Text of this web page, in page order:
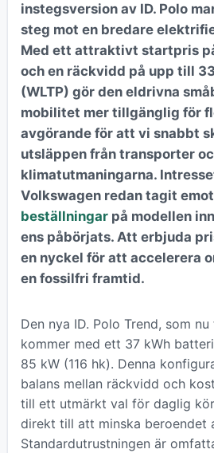
instegsversion av ID. Polo
steg mot en bredare
Med ett attraktivt startpris
och en räckvidd på upp till
(WLTP) gör den eldrivna
mobilitet mer tillgänglig för
avgörande för att vi snabbt
utsläppen från transporter
klimatutmaningarna.
Volkswagen redan tagit emot
beställningarpå modellen
ens påbörjats. Att erbjuda
en nyckel för att accelerera
en fossilfri framtid.
Den nya ID. Polo Trend, som
kommer med ett 37 kWh
85 kW (116 hk). Denna
balans mellan räckvidd och
till ett utmärkt val för daglig
direkt till att minska beroendet
Standardutrustningen är